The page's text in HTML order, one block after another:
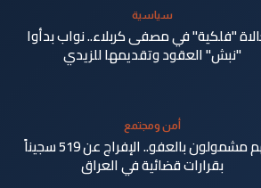
سياسية
"فلكية" في مصفى كربلاء.. نواب بدأوا
"نبش" العقود وتقديمها للزيدي
أمن ومجتمع
بينهم مشمولون بالعفو.. الإفراج عن 519 سجيناً
بقرارات قضائية في العراق